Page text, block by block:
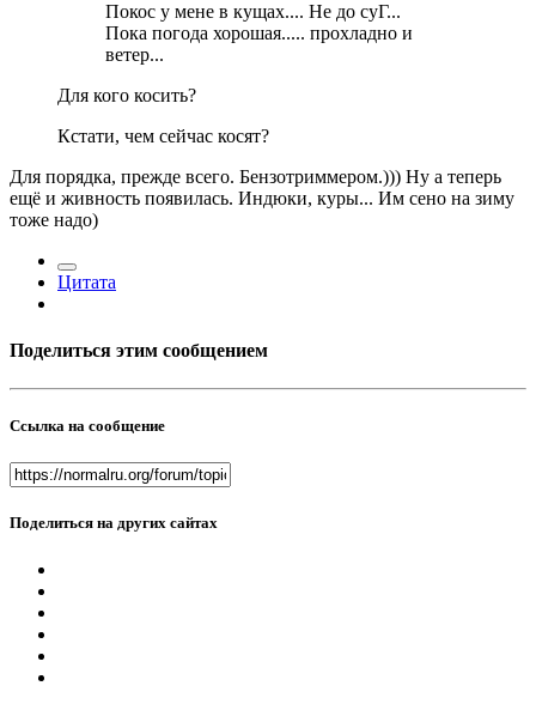
Покос у мене в кущах.... Не до суГ...
Пока погода хорошая..... прохладно и
ветер...
Для кого косить?
Кстати, чем сейчас косят?
Для порядка, прежде всего. Бензотриммером.))) Ну а теперь
ещё и живность появилась. Индюки, куры... Им сено на зиму
тоже надо)
Цитата
Поделиться этим сообщением
Ссылка на сообщение
Поделиться на других сайтах